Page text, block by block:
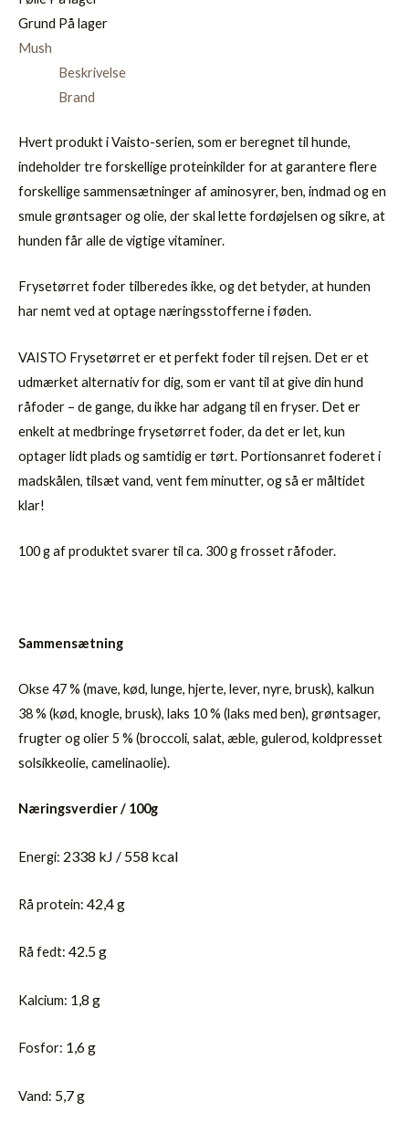
Grund På lager
Mush
Beskrivelse
Brand
Hvert produkt i Vaisto-serien, som er beregnet til hunde,
indeholder tre forskellige proteinkilder for at garantere flere
forskellige sammensætninger af aminosyrer, ben, indmad og en
smule grøntsager og olie, der skal lette fordøjelsen og sikre, at
hunden får alle de vigtige vitaminer.
Frysetørret foder tilberedes ikke, og det betyder, at hunden
har nemt ved at optage næringsstofferne i føden.
VAISTO Frysetørret er et perfekt foder til rejsen. Det er et
udmærket alternativ for dig, som er vant til at give din hund
råfoder – de gange, du ikke har adgang til en fryser. Det er
enkelt at medbringe frysetørret foder, da det er let, kun
optager lidt plads og samtidig er tørt. Portionsanret foderet i
madskålen, tilsæt vand, vent fem minutter, og så er måltidet
klar!
100 g af produktet svarer til ca. 300 g frosset råfoder.
Sammensætning
Okse 47 % (mave, kød, lunge, hjerte, lever, nyre, brusk), kalkun
38 % (kød, knogle, brusk), laks 10 % (laks med ben), grøntsager,
frugter og olier 5 % (broccoli, salat, æble, gulerod, koldpresset
solsikkeolie, camelinaolie).
Næringsverdier / 100g
Energi: 2338 kJ / 558 kcal
Rå protein: 42,4 g
Rå fedt: 42.5 g
Kalcium: 1,8 g
Fosfor: 1,6 g
Vand: 5,7 g